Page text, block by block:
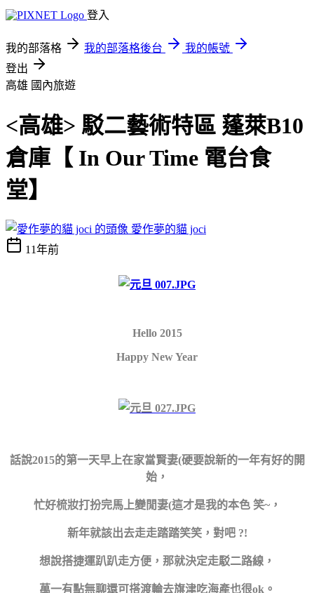
登入
我的部落格 我的部落格後台
我的帳號
登出
高雄 國內旅遊
<高雄> 駁二藝術特區 蓬萊B10
倉庫【 In Our Time 電台食
堂】
愛作夢的貓 joci
11年前
Hello 2015
Happy New Year
話說2015的第一天早上在家當賢妻(硬要說新的一年有好的開
始，
忙好梳妝打扮完馬上變閒妻(這才是我的本色 笑~，
新年就該出去走走踏踏笑笑，對吧 ?!
想說搭捷運趴趴走方便，那就決定走駁二路線，
萬一有點無聊還可搭渡輪去旗津吃海產也很ok 。